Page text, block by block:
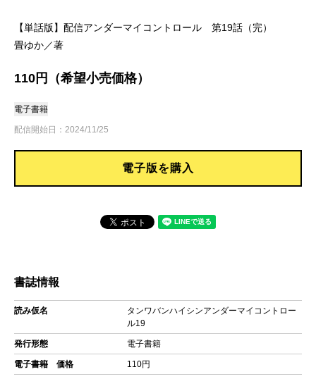
【単話版】配信アンダーマイコントロール 第19話（完）
畳ゆか／著
110円（希望小売価格）
電子書籍
配信開始日：2024/11/25
電子版を購入
書誌情報
読み仮名
タンワバンハイシンアンダーマイコントロー
ル19
発行形態 電子書籍
電子書籍 価格 110円